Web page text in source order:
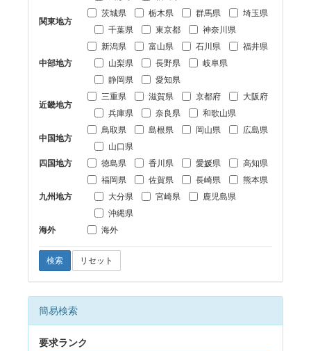
関東地方
茨城県 栃木県 群馬県
埼玉県
千葉県
東京都 神奈川県
中部地方
新潟県 富山県 石川県
福井県
山梨県
長野県
岐阜県
静岡県
愛知県
近畿地方
三重県 滋賀県 京都府
大阪府
兵庫県
奈良県 和歌山県
中国地方
鳥取県 島根県 岡山県
広島県
山口県
四国地方
徳島県 香川県 愛媛県 高知県
九州地方
福岡県 佐賀県 長崎県
熊本県
大分県
宮崎県
鹿児島県
沖縄県
海外
海外
検索 リセット
簡易検索
要求ランク